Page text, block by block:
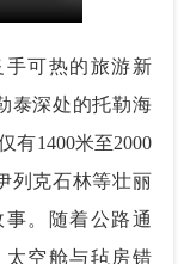
可热的旅游新
泰深处的托勒海
有1400米至2000
列克石林等壮丽
。随着公路通
空舱与毡房错